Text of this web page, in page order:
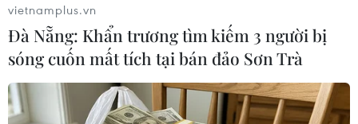
vietnamplus.vn
Đà Nẵng: Khẩn trương tìm kiếm 3 người bị
sóng cuốn mất tích tại bán đảo Sơn Trà